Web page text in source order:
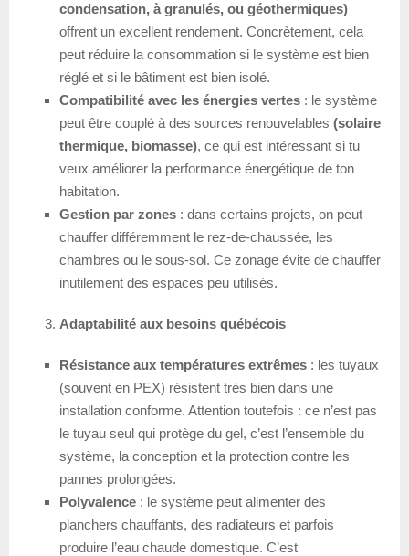
condensation, à granulés, ou géothermiques)
offrent un excellent rendement. Concrètement, cela
peut réduire la consommation si le système est bien
réglé et si le bâtiment est bien isolé.
Compatibilité avec les énergies vertes : le système
peut être couplé à des sources renouvelables (solaire
thermique, biomasse), ce qui est intéressant si tu
veux améliorer la performance énergétique de ton
habitation.
Gestion par zones : dans certains projets, on peut
chauffer différemment le rez-de-chaussée, les
chambres ou le sous-sol. Ce zonage évite de chauffer
inutilement des espaces peu utilisés.
Adaptabilité aux besoins québécois
Résistance aux températures extrêmes : les tuyaux
(souvent en PEX) résistent très bien dans une
installation conforme. Attention toutefois : ce n’est pas
le tuyau seul qui protège du gel, c’est l’ensemble du
système, la conception et la protection contre les
pannes prolongées.
Polyvalence : le système peut alimenter des
planchers chauffants, des radiateurs et parfois
produire l’eau chaude domestique. C’est